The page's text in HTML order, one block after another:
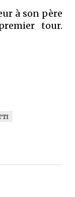
à son père
tour.